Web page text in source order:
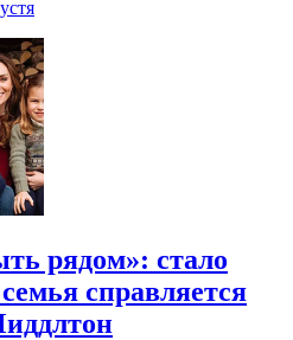
рядом»: стало
справляется